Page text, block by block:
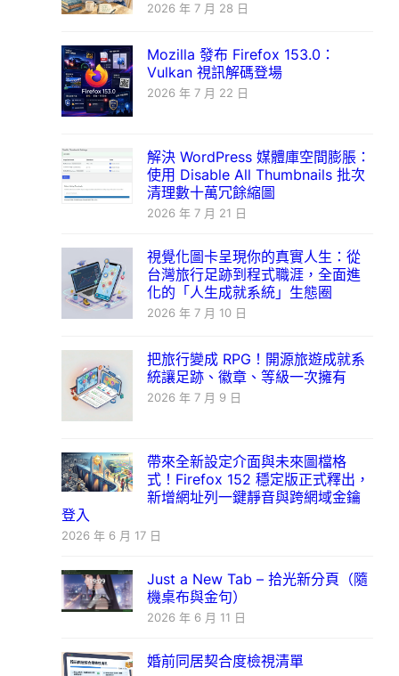
2026 年 7 月 28 日
Mozilla 發布 Firefox 153.0：
Vulkan 視訊解碼登場
2026 年 7 月 22 日
解決 WordPress 媒體庫空間膨脹：
使用 Disable All Thumbnails 批次
清理數十萬冗餘縮圖
2026 年 7 月 21 日
視覺化圖卡呈現你的真實人生：從
台灣旅行足跡到程式職涯，全面進
化的「人生成就系統」生態圈
2026 年 7 月 10 日
把旅行變成 RPG！開源旅遊成就系
統讓足跡、徽章、等級一次擁有
2026 年 7 月 9 日
帶來全新設定介面與未來圖檔格
式！Firefox 152 穩定版正式釋出，
新增網址列一鍵靜音與跨網域金鑰
登入
2026 年 6 月 17 日
Just a New Tab – 拾光新分頁（隨
機桌布與金句）
2026 年 6 月 11 日
婚前同居契合度檢視清單